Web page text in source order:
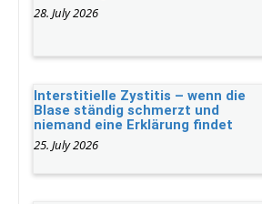
28. July 2026
Interstitielle Zystitis – wenn die
Blase ständig schmerzt und
niemand eine Erklärung findet
25. July 2026